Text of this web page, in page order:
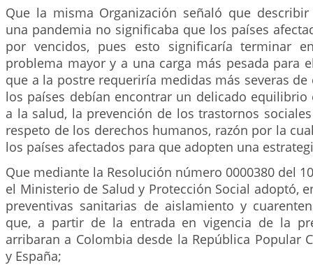
Que la misma Organización señaló que
una pandemia no significaba que los países
por vencidos, pues esto significaría terminar
problema mayor y a una carga más pesada para
que a la postre requeriría medidas más severas
los países debían encontrar un delicado
a la salud, la prevención de los trastornos
respeto de los derechos humanos, razón por la
los países afectados para que adopten una
Que mediante la Resolución número 0000380 del
el Ministerio de Salud y Protección Social adoptó,
preventivas sanitarias de aislamiento y
que, a partir de la entrada en vigencia de la
arribaran a Colombia desde la República Popular
y España;